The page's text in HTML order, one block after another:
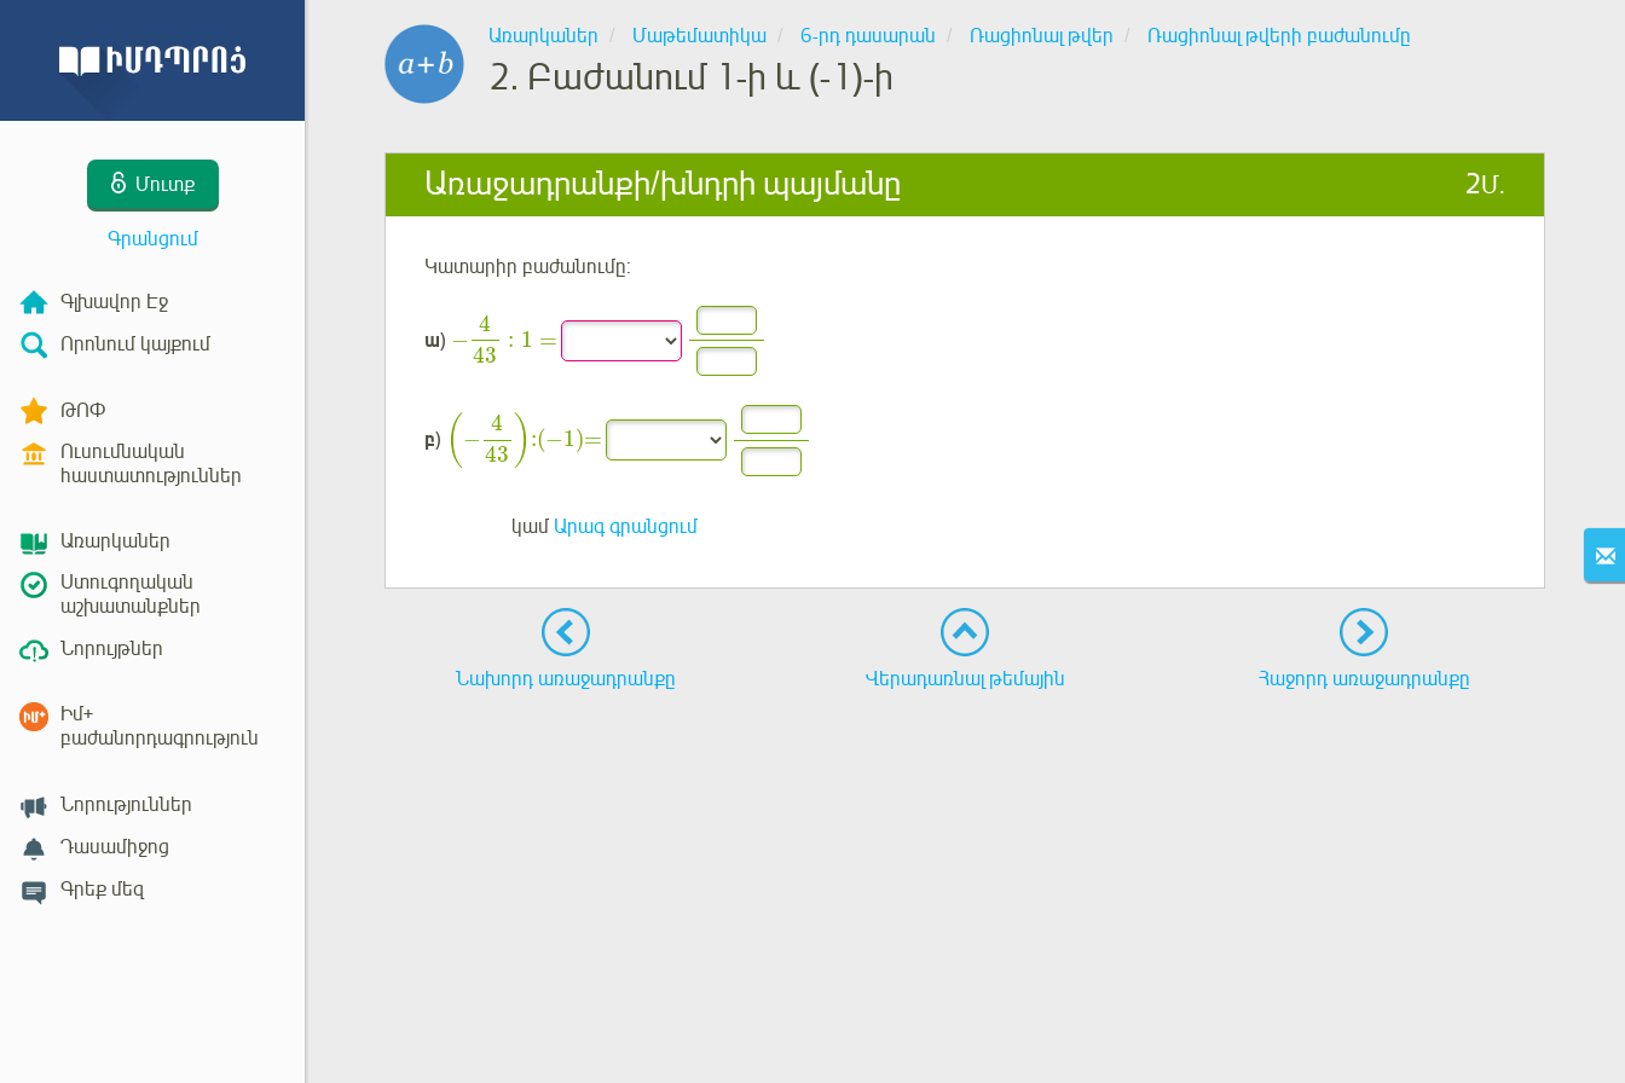
Մուտք
Գրանցում
Գլխավոր Էջ
Որոնում կայքում
ԹՈՓ
Ուսումնական
հաստատություններ
Առարկաներ
Ստուգողական
աշխատանքներ
Նորույթներ
Իմ+
բաժանորդագրություն
Նորություններ
Դասամիջոց
Գրեք մեզ
Առարկաներ Մաթեմատիկա 6-րդ դասարան Ռացիոնալ թվեր Ռացիոնալ թվերի բաժանումը
2. Բաժանում 1-ի և (-1)-ի
Առաջադրանքի/խնդրի պայմանը 2Մ.
Կատարիր բաժանումը:
ա) −
4
43
: 1 =
բ) ( −
4
43 ) :(−1)=
կամ Արագ գրանցում
Նախորդ առաջադրանքը Վերադառնալ թեմային Հաջորդ առաջադրանքը